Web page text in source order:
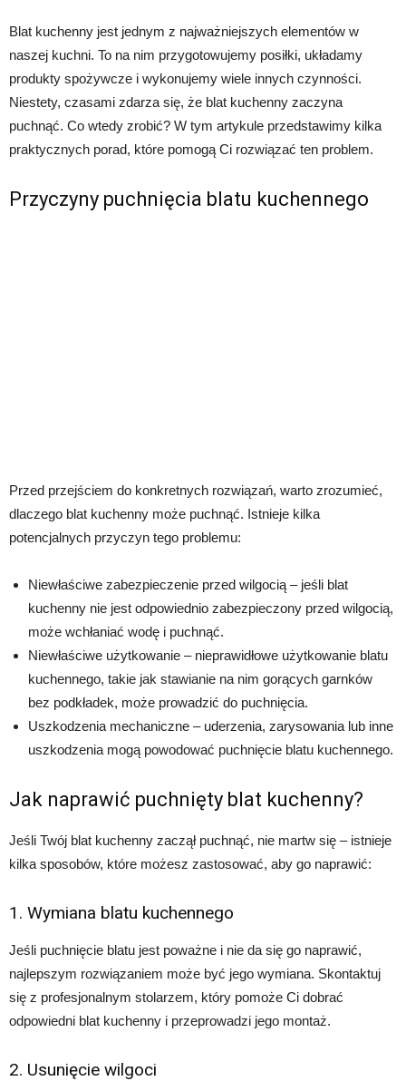
Blat kuchenny jest jednym z najważniejszych elementów w
naszej kuchni. To na nim przygotowujemy posiłki, układamy
produkty spożywcze i wykonujemy wiele innych czynności.
Niestety, czasami zdarza się, że blat kuchenny zaczyna
puchnąć. Co wtedy zrobić? W tym artykule przedstawimy kilka
praktycznych porad, które pomogą Ci rozwiązać ten problem.
Przyczyny puchnięcia blatu kuchennego
Przed przejściem do konkretnych rozwiązań, warto zrozumieć,
dlaczego blat kuchenny może puchnąć. Istnieje kilka
potencjalnych przyczyn tego problemu:
Niewłaściwe zabezpieczenie przed wilgocią – jeśli blat
kuchenny nie jest odpowiednio zabezpieczony przed wilgocią,
może wchłaniać wodę i puchnąć.
Niewłaściwe użytkowanie – nieprawidłowe użytkowanie blatu
kuchennego, takie jak stawianie na nim gorących garnków
bez podkładek, może prowadzić do puchnięcia.
Uszkodzenia mechaniczne – uderzenia, zarysowania lub inne
uszkodzenia mogą powodować puchnięcie blatu kuchennego.
Jak naprawić puchnięty blat kuchenny?
Jeśli Twój blat kuchenny zaczął puchnąć, nie martw się – istnieje
kilka sposobów, które możesz zastosować, aby go naprawić:
1. Wymiana blatu kuchennego
Jeśli puchnięcie blatu jest poważne i nie da się go naprawić,
najlepszym rozwiązaniem może być jego wymiana. Skontaktuj
się z profesjonalnym stolarzem, który pomoże Ci dobrać
odpowiedni blat kuchenny i przeprowadzi jego montaż.
2. Usunięcie wilgoci